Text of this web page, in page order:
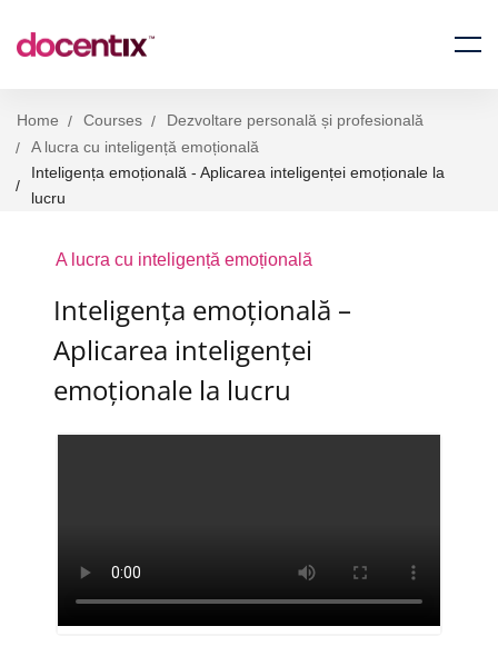
Home Courses
Dezvoltare personală și profesională
A lucra cu inteligență emoțională
Inteligența emoțională - Aplicarea inteligenței emoționale la
lucru
A lucra cu inteligență emoțională
Inteligența emoțională –
Aplicarea inteligenței
emoționale la lucru